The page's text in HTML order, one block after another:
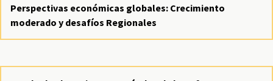
Perspectivas económicas globales: Crecimiento
moderado y desafíos Regionales